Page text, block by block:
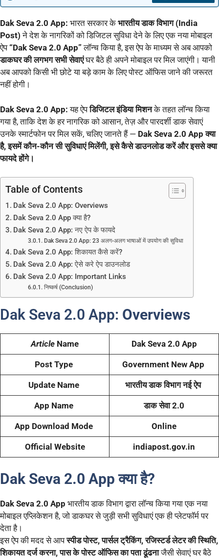
Dak Seva 2.0 App: भारत सरकार के भारतीय डाक विभाग (India
Post) ने देश के नागरिकों को डिजिटल सुविधा देने के लिए एक नया मोबाइल
ऐप “Dak Seva 2.0 App” लॉन्च किया है, इस ऐप के माध्यम से अब आपको
डाकघर की लगभग सभी सेवाएंघर बैठे ही अपने मोबाइल पर मिल जाएंगी। यानी
अब आपको किसी भी छोटे या बड़े काम के लिए पोस्ट ऑफिस जाने की जरूरत
नहीं होगी।
Dak Seva 2.0 App:यह ऐपडिजिटल इंडिया मिशनके तहत लॉन्च किया
गया है, ताकि देश के हर नागरिक को आसान, तेज़ और पारदर्शी डाक सेवाएं
उनके स्मार्टफोन पर मिल सकें, चलिए जानते हैं — Dak Seva 2.0 App क्या
है, इसमें कौन-कौन सी सुविधाएं मिलेंगी, इसे कैसे डाउनलोड करें और इससे क्या
फायदे होंगे।
Table of Contents
Dak Seva 2.0 App: Overviews
Dak Seva 2.0 App क्या है?
Dak Seva 2.0 App: नए ऐप के फायदे
Dak Seva 2.0 App: 23 अलग-अलग भाषाओं में उपयोग की सुविधा
Dak Seva 2.0 App: शिकायत कैसे करें?
Dak Seva 2.0 App: ऐसे करे ऐप डाउनलोड
Dak Seva 2.0 App: Important Links
निष्कर्ष (Conclusion)
Dak Seva 2.0 App: Overviews
Article Name Dak Seva 2.0 App
Post Type Government New App
Update Name भारतीय डाक विभाग नई ऐप
App Name डाक सेवा 2.0
App Download Mode Online
Official Website indiapost.gov.in
Dak Seva 2.0 App क्या है?
Dak Seva 2.0 App भारतीय डाक विभाग द्वारा लॉन्च किया गया एक नया
मोबाइल एप्लिकेशन है, जो डाकघर से जुड़ी सभी सुविधाएं एक ही प्लेटफॉर्म पर
देता है।
इस ऐप की मदद से आपस्पीड पोस्ट, पार्सल ट्रैकिंग, रजिस्टर्ड लेटर की स्थिति,
शिकायत दर्ज करना, पास के पोस्ट ऑफिस का पता ढूंढनाजैसी सेवाएं घर बैठे